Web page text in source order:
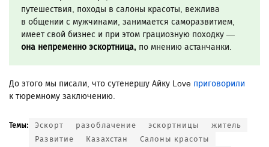
путешествия, походы в салоны красоты, вежлива
в общении с мужчинами, занимается саморазвитием,
имеет свой бизнес и при этом грациозную походку —
она непременно эскортница, по мнению астанчанки.
До этого мы писали, что сутенершу Айку Love приговорили
к тюремному заключению.
Темы: Эскорт разоблачение эскортницы
житель
Развитие
Казахстан
Салоны красоты